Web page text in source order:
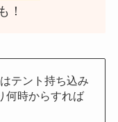
！
テント持ち込み
何時からすれば